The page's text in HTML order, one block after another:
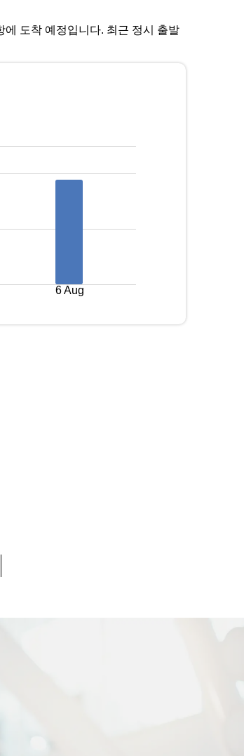
도착 예정입니다. 최근 정시 출발
6 Aug